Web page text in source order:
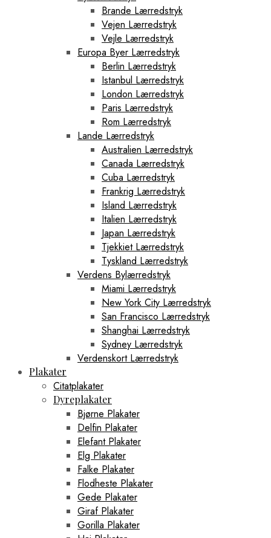
Brande Lærredstryk
Vejen Lærredstryk
Vejle Lærredstryk
Europa Byer Lærredstryk
Berlin Lærredstryk
Istanbul Lærredstryk
London Lærredstryk
Paris Lærredstryk
Rom Lærredstryk
Lande Lærredstryk
Australien Lærredstryk
Canada Lærredstryk
Cuba Lærredstryk
Frankrig Lærredstryk
Island Lærredstryk
Italien Lærredstryk
Japan Lærredstryk
Tjekkiet Lærredstryk
Tyskland Lærredstryk
Verdens Bylærredstryk
Miami Lærredstryk
New York City Lærredstryk
San Francisco Lærredstryk
Shanghai Lærredstryk
Sydney Lærredstryk
Verdenskort Lærredstryk
Plakater
Citatplakater
Dyreplakater
Bjørne Plakater
Delfin Plakater
Elefant Plakater
Elg Plakater
Falke Plakater
Flodheste Plakater
Gede Plakater
Giraf Plakater
Gorilla Plakater